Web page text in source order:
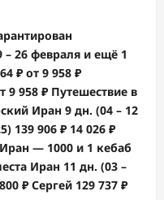
– 26 февраля и ещё 1
₽ от 9 958 ₽
9 958 ₽ Путешествие в
Иран 9 дн. (04 – 12
139 906 ₽ 14 026 ₽
Иран — 1000 и 1 кебаб
Иран 11 дн. (03 –
₽ Сергей 129 737 ₽